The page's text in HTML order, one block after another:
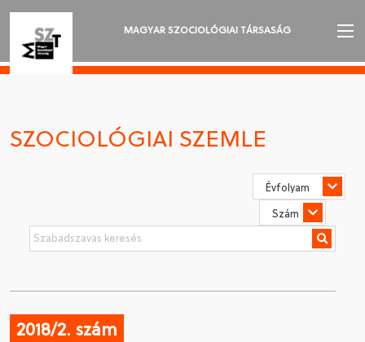
MAGYAR SZOCIOLÓGIAI TÁRSASÁG
SZOCIOLÓGIAI SZEMLE
SZOCIOLÓGIAI SZEMLE
2018/2. szám